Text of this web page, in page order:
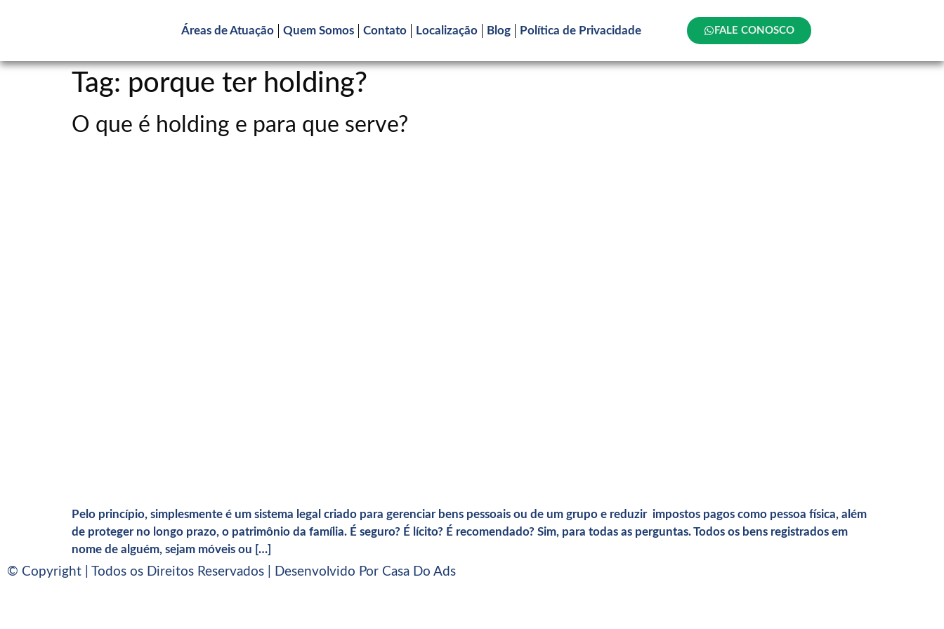
Áreas de Atuação Quem Somos Contato Localização Blog Política de Privacidade FALE CONOSCO
Tag: porque ter holding?
O que é holding e para que serve?
Pelo princípio, simplesmente é um sistema legal criado para gerenciar bens pessoais ou de um grupo e reduzir impostos pagos como pessoa física, além
de proteger no longo prazo, o patrimônio da família. É seguro? É lícito? É recomendado? Sim, para todas as perguntas. Todos os bens registrados em
nome de alguém, sejam móveis ou […]
© Copyright | Todos os Direitos Reservados | Desenvolvido Por Casa Do Ads